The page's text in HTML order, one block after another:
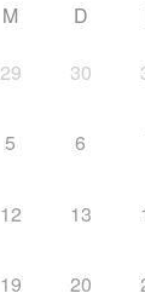
M D
29 30
5 6
12 13
19 20